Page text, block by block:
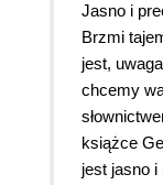
Jasno i
Brzmi
jest,
chcemy
książce
jest jasno